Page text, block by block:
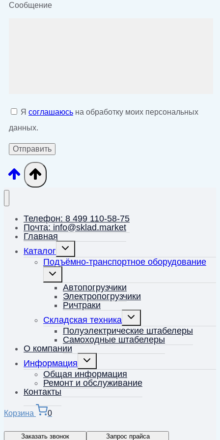
Сообщение
Я соглашаюсь на обработку моих персональных
данных.
Телефон: 8 499 110-58-75
Почта: info@sklad.market
Главная
Каталог
Переключить
дочернее
меню
Подъёмно-транспортное оборудование
Переключить
дочернее
менюАвтопогрузчики
Электропогрузчики
Ричтраки
Складская техника
Переключить
дочернее
меню
Полуэлектрические штабелеры
Самоходные штабелеры
О компании
Информация
Переключить
дочернее
меню
Общая информация
Ремонт и обслуживание
Контакты
Корзина 0
Заказать звонок Запрос прайса